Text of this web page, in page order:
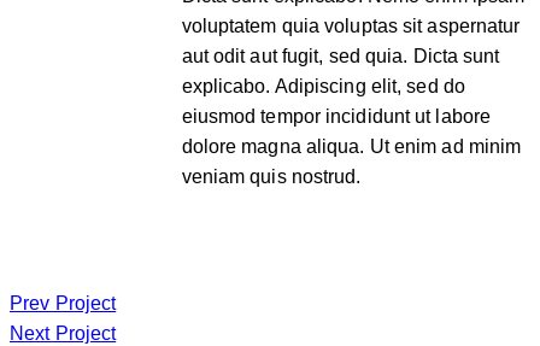
voluptatem quia voluptas sit aspernatur
aut odit aut fugit, sed quia. Dicta sunt
explicabo. Adipiscing elit, sed do
eiusmod tempor incididunt ut labore
dolore magna aliqua. Ut enim ad minim
veniam quis nostrud.
Prev Project
Next Project